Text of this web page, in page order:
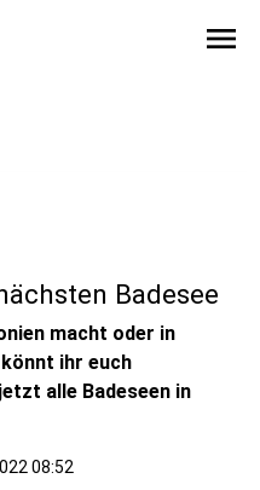
menu
Badesee
macht oder in
ihr euch
alle Badeseen in
08:52